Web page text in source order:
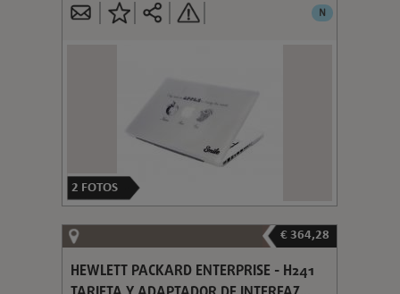
N
2 FOTOS
€ 364,28
HEWLETT PACKARD ENTERPRISE - H241